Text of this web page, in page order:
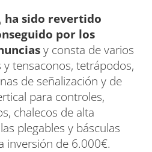
ha sido revertido
por los
y consta de varios
tensaconos, tetrápodos,
de señalización y de
para controles,
chalecos de alta
plegables y básculas
inversión de 6.000€.